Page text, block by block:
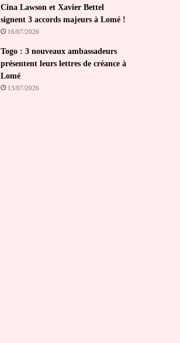
Cina Lawson et Xavier Bettel
signent 3 accords majeurs à Lomé !
16/07/2026
Togo : 3 nouveaux ambassadeurs
présentent leurs lettres de créance à
Lomé
13/07/2026